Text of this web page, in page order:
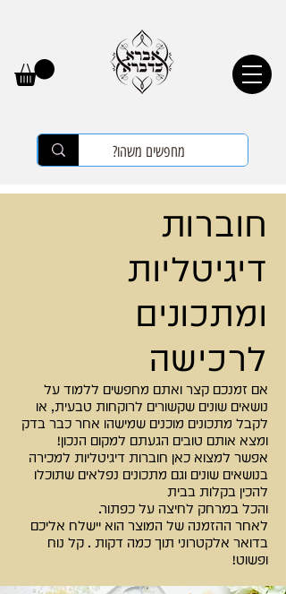
חוברות
דיגיטליות
ומתכונים
לרכישה
אם זמנכם קצר ואתם מחפשים ללמוד על
נושאים שונים שקשורים לרוקחות טבעית, או
לקבל מתכונים מוכנים שמישהו אחר כבר בדק
ומצא אותם טובים הגעתם למקום הנכון!
אפשר למצוא כאן חוברות דיגיטליות למכירה
בנושאים שונים וגם מתכונים נפלאים שתוכלו
להכין בקלות בבית
והכל במרחק לחיצה על כפתור.
לאחר ההזמנה של המוצר הוא יישלח אליכם
בדואר אלקטרוני תוך כמה דקות . קל נוח
ופשוט!